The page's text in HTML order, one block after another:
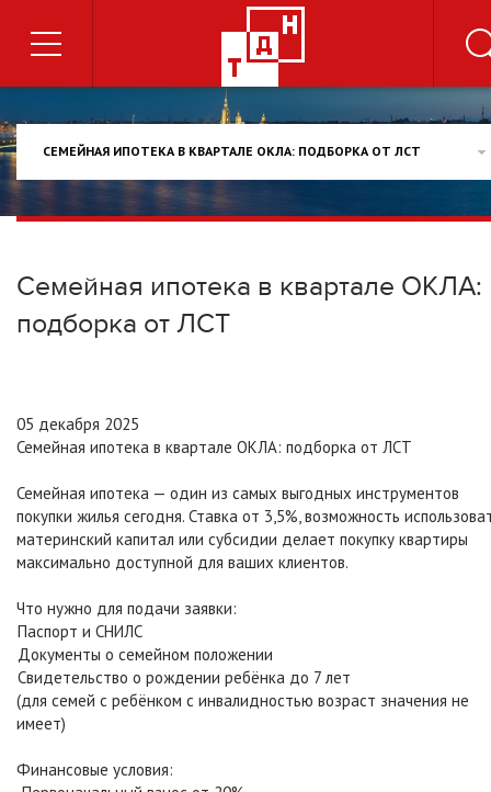
СЕМЕЙНАЯ ИПОТЕКА В КВАРТАЛЕ ОКЛА: ПОДБОРКА ОТ ЛСТ
Семейная ипотека в квартале ОКЛА:
подборка от ЛСТ
05 декабря 2025
Семейная ипотека в квартале ОКЛА: подборка от ЛСТ
Семейная ипотека — один из самых выгодных инструментов
покупки жилья сегодня. Ставка от 3,5%, возможность
материнский капитал или субсидии делает покупку квартиры
максимально доступной для ваших клиентов.
Что нужно для подачи заявки:
Паспорт и СНИЛС
Документы о семейном положении
Свидетельство о рождении ребёнка до 7 лет
(для семей с ребёнком с инвалидностью возраст значения не
имеет)
Финансовые условия: